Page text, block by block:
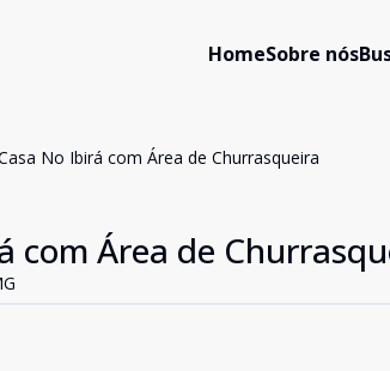
HomeSobre nós
No Ibirá com Área de Churrasqueira
com Área de